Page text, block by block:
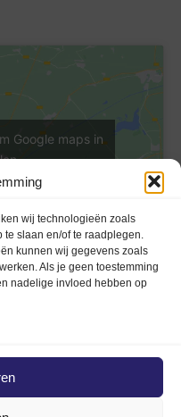
wij technologieën zoals
te slaan en/of te raadplegen.
kunnen wij gegevens zoals
Als je geen toestemming
nadelige invloed hebben op
Google maps in